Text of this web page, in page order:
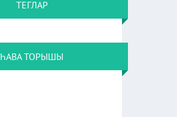
ТЕГЛАР
ҺАВА ТОРЫШЫ